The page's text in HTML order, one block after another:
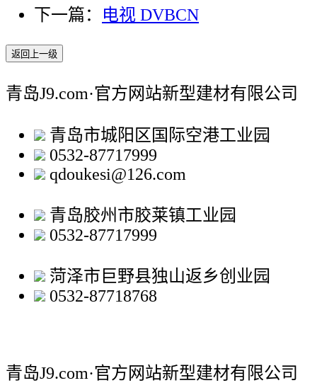
下一篇：
电视 DVBCN
返回上一级
青岛J9.com·官方网站新型建材有限公司
青岛市城阳区国际空港工业园
0532-87717999
qdoukesi@126.com
青岛胶州市胶莱镇工业园
0532-87717999
菏泽市巨野县独山返乡创业园
0532-87718768
青岛J9.com·官方网站新型建材有限公司